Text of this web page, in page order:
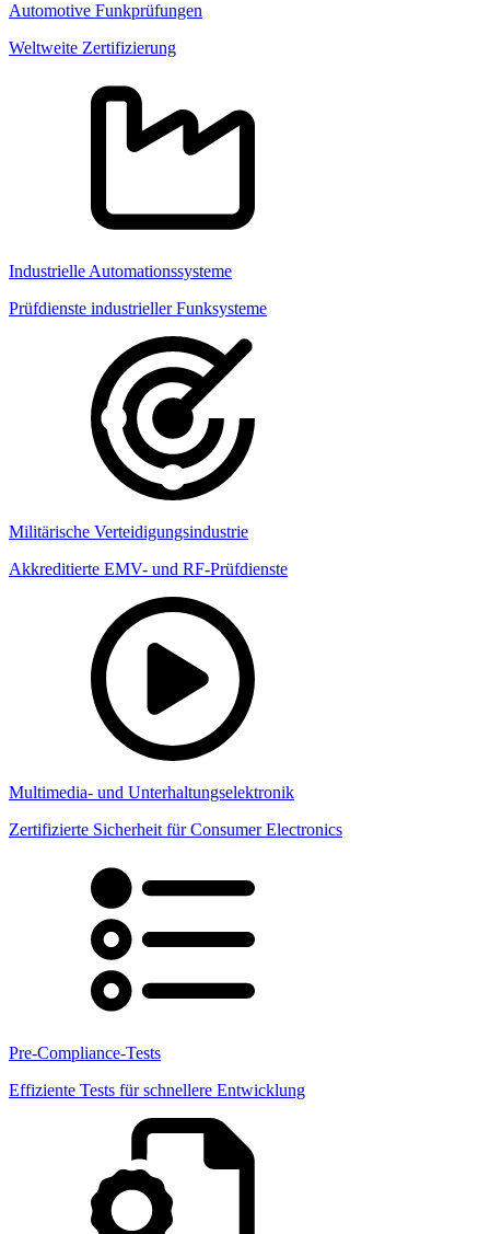
Automotive Funkprüfungen
Weltweite Zertifizierung
Industrielle Automationssysteme
Prüfdienste industrieller Funksysteme
Militärische Verteidigungsindustrie
Akkreditierte EMV- und RF-Prüfdienste
Multimedia- und Unterhaltungselektronik
Zertifizierte Sicherheit für Consumer Electronics
Pre-Compliance-Tests
Effiziente Tests für schnellere Entwicklung